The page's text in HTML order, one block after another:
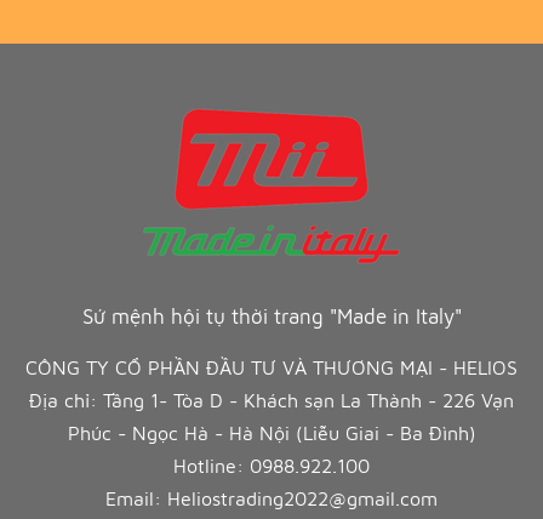
Sứ mệnh hội tụ thời trang "Made in Italy"
CÔNG TY CỔ PHẦN ĐẦU TƯ VÀ THƯƠNG MẠI - HELIOS
Địa chỉ: Tầng 1- Tòa D - Khách sạn La Thành - 226 Vạn
Phúc - Ngọc Hà - Hà Nội (Liễu Giai - Ba Đình)
Hotline: 0988.922.100
Email: Heliostrading2022@gmail.com